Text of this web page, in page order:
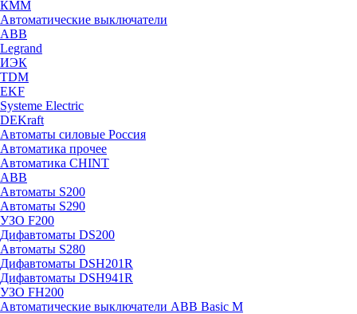
КММ
Автоматические выключатели
ABB
Legrand
ИЭК
TDM
EKF
Systeme Electric
DEKraft
Автоматы силовые Россия
Автоматика прочее
Автоматика CHINT
ABB
Автоматы S200
Автоматы S290
УЗО F200
Дифавтоматы DS200
Автоматы S280
Дифавтоматы DSH201R
Дифавтоматы DSH941R
УЗО FH200
Автоматические выключатели ABB Basic M